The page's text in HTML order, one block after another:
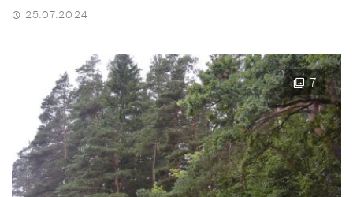
25.07.2024
7